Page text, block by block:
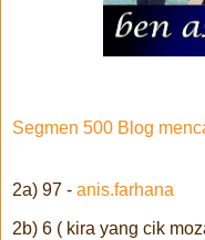
Segmen 500 Blog
2a) 97 - anis.farhana
2b) 6 ( kira yang cik